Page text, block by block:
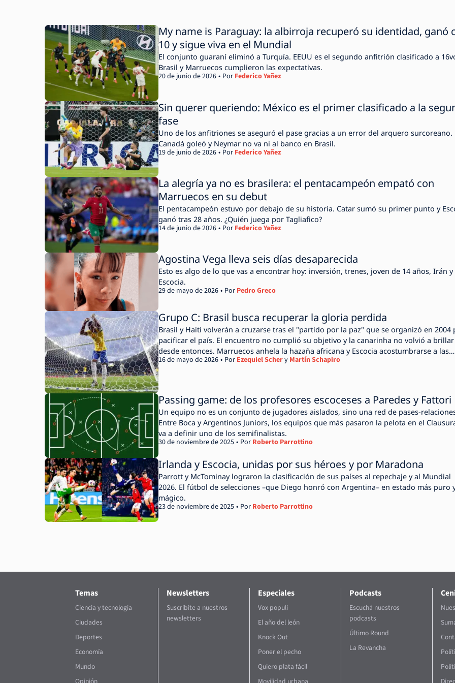
My name is Paraguay: la albirroja recuperó su identidad, ganó
10 y sigue viva en el Mundial
El conjunto guaraní eliminó a Turquía. EEUU es el segundo anfitrión clasificado a 16vos.
Brasil y Marruecos cumplieron las expectativas.
Por Federico Yañez
20 de junio de 2026
Sin querer queriendo: México es el primer clasificado a la
fase
Uno de los anfitriones se aseguró el pase gracias a un error del arquero surcoreano.
Canadá goleó y Neymar no va ni al banco en Brasil.
Por Federico Yañez
19 de junio de 2026
La alegría ya no es brasilera: el pentacampeón empató con
Marruecos en su debut
El pentacampeón estuvo por debajo de su historia. Catar sumó su primer punto y
ganó tras 28 años. ¿Quién juega por Tagliafico?
Por Federico Yañez
14 de junio de 2026
Agostina Vega lleva seis días desaparecida
Esto es algo de lo que vas a encontrar hoy: inversión, trenes, joven de 14 años, Irán y
Escocia.
Por Pedro Greco
29 de mayo de 2026
Grupo C: Brasil busca recuperar la gloria perdida
Brasil y Haití volverán a cruzarse tras el "partido por la paz" que se organizó en 2004
pacificar el país. El encuentro no cumplió su objetivo y la canarinha no volvió a brillar
desde entonces. Marruecos anhela la hazaña africana y Escocia acostumbrarse a las
grandes citas.
Por Ezequiel Schery Martín Schapiro
16 de mayo de 2026
Passing game: de los profesores escoceses a Paredes y Fattori
Un equipo no es un conjunto de jugadores aislados, sino una red de pases-
Entre Boca y Argentinos Juniors, los equipos que más pasaron la pelota en el
va a definir uno de los semifinalistas.
Por Roberto Parrottino
30 de noviembre de 2025
Irlanda y Escocia, unidas por sus héroes y por Maradona
Parrott y McTominay lograron la clasificación de sus países al repechaje y al Mundial
2026. El fútbol de selecciones –que Diego honró con Argentina– en estado más puro
mágico.
Por Roberto Parrottino
23 de noviembre de 2025
Temas
Ciencia y tecnología
Ciudades
Deportes
Economía
Mundo
Opinión
Newsletters
Suscribite a nuestros
newsletters
Especiales
Vox populi
El año del león
Knock Out
Poner el pecho
Quiero plata fácil
Movilidad urbana
Podcasts
Escuchá nuestros
podcasts
Último Round
La Revancha